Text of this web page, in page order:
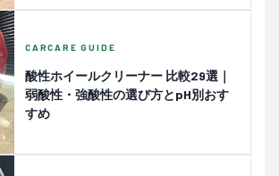
CARCARE GUIDE
酸性ホイールクリーナー 比較29選｜
弱酸性・強酸性の選び方とpH別おす
すめ